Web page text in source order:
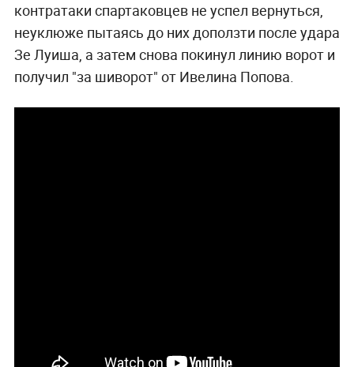
контратаки спартаковцев не успел вернуться,
неуклюже пытаясь до них доползти после удара
Зе Луиша, а затем снова покинул линию ворот и
получил "за шиворот" от Ивелина Попова.